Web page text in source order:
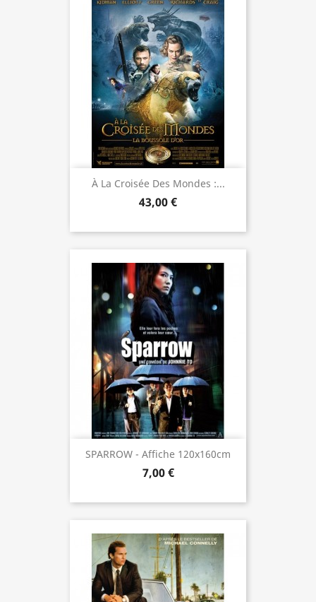
À La Croisée Des Mondes :...
43,00 €
SPARROW - Affiche 120x160cm
7,00 €